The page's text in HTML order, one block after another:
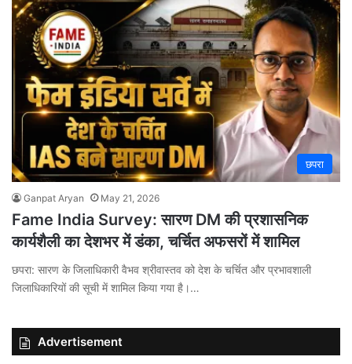
छपरा
Ganpat Aryan May 21, 2026
Fame India Survey: सारण DM की प्रशासनिक
कार्यशैली का देशभर में डंका, चर्चित अफसरों में शामिल
छपरा: सारण के जिलाधिकारी वैभव श्रीवास्तव को देश के चर्चित और प्रभावशाली
जिलाधिकारियों की सूची में शामिल किया गया है।…
Advertisement